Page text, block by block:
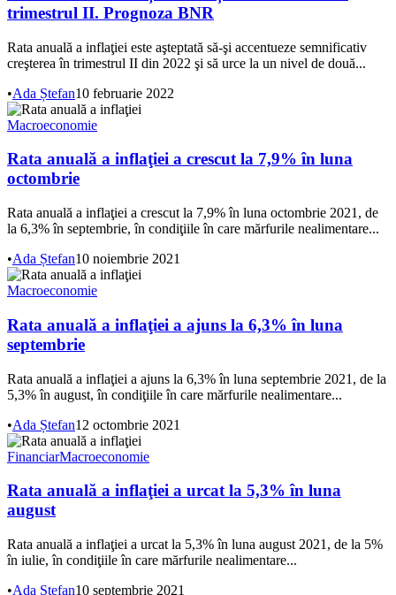
trimestrul II. Prognoza BNR
Rata anuală a inflaţiei este aşteptată să-şi accentueze semnificativ
creşterea în trimestrul II din 2022 şi să urce la un nivel de două...
•Ada Ștefan10 februarie 2022
Macroeconomie
Rata anuală a inflaţiei a crescut la 7,9% în luna
octombrie
Rata anuală a inflaţiei a crescut la 7,9% în luna octombrie 2021, de
la 6,3% în septembrie, în condiţiile în care mărfurile nealimentare...
•Ada Ștefan10 noiembrie 2021
Macroeconomie
Rata anuală a inflaţiei a ajuns la 6,3% în luna
septembrie
Rata anuală a inflaţiei a ajuns la 6,3% în luna septembrie 2021, de la
5,3% în august, în condiţiile în care mărfurile nealimentare...
•Ada Ștefan12 octombrie 2021
FinanciarMacroeconomie
Rata anuală a inflaţiei a urcat la 5,3% în luna
august
Rata anuală a inflaţiei a urcat la 5,3% în luna august 2021, de la 5%
în iulie, în condiţiile în care mărfurile nealimentare...
•Ada Ștefan10 septembrie 2021